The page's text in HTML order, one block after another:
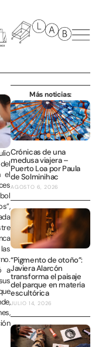
el
a
Más noticias:
Crónicas de una
medusa viajera –
Puerto Loa por Paula
de Solminihac
AGOSTO 6, 2026
“Pigmento de otoño”:
Javiera Alarcón
transforma el paisaje
del parque en materia
escultórica
JULIO 14, 2026